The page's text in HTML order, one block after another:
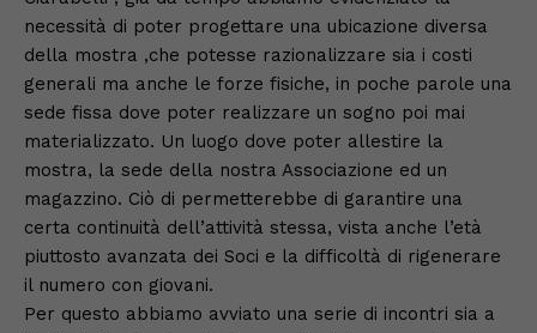
necessità di poter progettare una ubicazione diversa
della mostra ,che potesse razionalizzare sia i costi
generali ma anche le forze fisiche, in poche parole una
sede fissa dove poter realizzare un sogno poi mai
materializzato. Un luogo dove poter allestire la
mostra, la sede della nostra Associazione ed un
magazzino. Ciò di permetterebbe di garantire una
certa continuità dell’attività stessa, vista anche l’età
piuttosto avanzata dei Soci e la difficoltà di rigenerare
il numero con giovani.
Per questo abbiamo avviato una serie di incontri sia a